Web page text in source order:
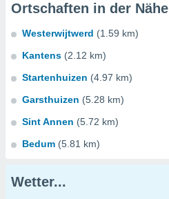
Ortschaften in der Nähe
Westerwijtwerd (1.59 km)
Kantens (2.12 km)
Startenhuizen (4.97 km)
Garsthuizen (5.28 km)
Sint Annen (5.72 km)
Bedum (5.81 km)
Wetter...